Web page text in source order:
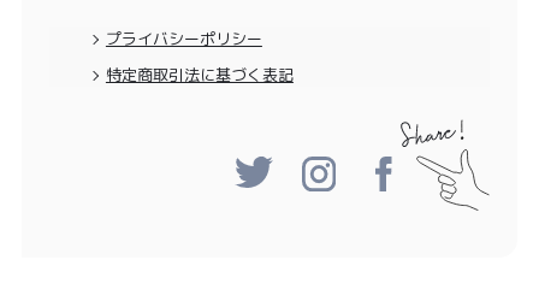
プライバシーポリシー
特定商取引法に基づく表記